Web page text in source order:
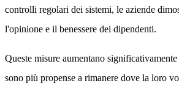
controlli regolari dei sistemi, le aziende
l'opinione e il benessere dei dipendenti.
Queste misure aumentano
sono più propense a rimanere dove la loro